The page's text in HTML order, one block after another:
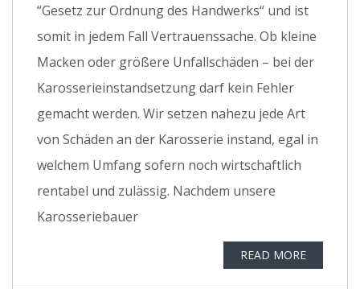
“Gesetz zur Ordnung des Handwerks“ und ist
somit in jedem Fall Vertrauenssache. Ob kleine
Macken oder größere Unfallschäden – bei der
Karosserieinstandsetzung darf kein Fehler
gemacht werden. Wir setzen nahezu jede Art
von Schäden an der Karosserie instand, egal in
welchem Umfang sofern noch wirtschaftlich
rentabel und zulässig. Nachdem unsere
Karosseriebauer
READ MORE